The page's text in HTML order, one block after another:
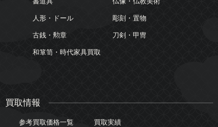
人形・ドール
彫刻・置物
古銭・勲章
刀剣・甲冑
和箪笥・時代家具買取
買取情報
参考買取価格一覧
買取実績